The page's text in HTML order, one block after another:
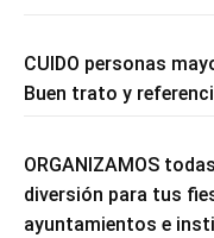
CUIDO personas
Buen trato y
ORGANIZAMOS
diversión para tus
ayuntamientos e